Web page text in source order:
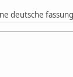
deutsche